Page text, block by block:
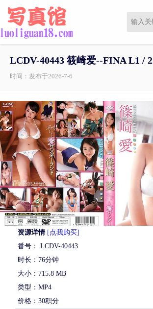
LCDV-40443 筱崎爱--FINA L1 / 2
时间：发布于2026-7-6
资源详情 [点我购买]
番号： LCDV-40443
时长：76分钟
大小：715.8 MB
类型：MP4
价格：30积分